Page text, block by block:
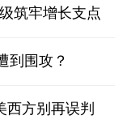
筑牢增长支点
到围攻？
西方别再误判